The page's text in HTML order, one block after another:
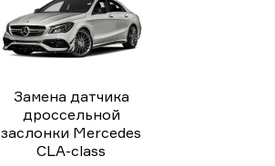
Замена датчика
дроссельной
заслонки Mercedes
CLA-class